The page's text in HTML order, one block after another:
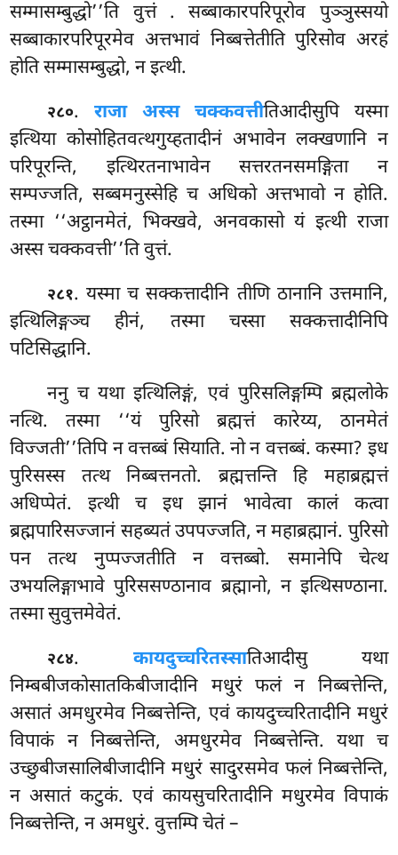
सम्मासम्बुद्धो’’ति वुत्तं . सब्बाकारपरिपूरोव पुञ्ञुस्सयो
सब्बाकारपरिपूरमेव अत्तभावं निब्बत्तेतीति पुरिसोव अरहं
होति सम्मासम्बुद्धो, न इत्थी.
२८०. राजा अस्स चक्कवत्तीतिआदीसुपि यस्मा
इत्थिया कोसोहितवत्थगुय्हतादीनं अभावेन लक्खणानि न
परिपूरन्ति, इत्थिरतनाभावेन सत्तरतनसमङ्गिता न
सम्पज्जति, सब्बमनुस्सेहि च अधिको अत्तभावो न होति.
तस्मा ‘‘अट्ठानमेतं, भिक्खवे, अनवकासो यं इत्थी राजा
अस्स चक्कवत्ती’’ति वुत्तं.
२८१. यस्मा च सक्कत्तादीनि तीणि ठानानि उत्तमानि,
इत्थिलिङ्गञ्च हीनं, तस्मा चस्सा सक्कत्तादीनिपि
पटिसिद्धानि.
ननु च यथा इत्थिलिङ्गं, एवं पुरिसलिङ्गम्पि ब्रह्मलोके
नत्थि. तस्मा ‘‘यं पुरिसो ब्रह्मत्तं कारेय्य, ठानमेतं
विज्जती’’तिपि न वत्तब्बं सियाति. नो न वत्तब्बं. कस्मा? इध
पुरिसस्स तत्थ निब्बत्तनतो. ब्रह्मत्तन्ति हि महाब्रह्मत्तं
अधिप्पेतं. इत्थी च इध झानं भावेत्वा कालं कत्वा
ब्रह्मपारिसज्जानं सहब्यतं उपपज्जति, न महाब्रह्मानं. पुरिसो
पन तत्थ नुप्पज्जतीति न वत्तब्बो. समानेपि चेत्थ
उभयलिङ्गाभावे पुरिससण्ठानाव ब्रह्मानो, न इत्थिसण्ठाना.
तस्मा सुवुत्तमेवेतं.
२८४. कायदुच्चरितस्सातिआदीसु यथा
निम्बबीजकोसातकिबीजादीनि मधुरं फलं न निब्बत्तेन्ति,
असातं अमधुरमेव निब्बत्तेन्ति, एवं कायदुच्चरितादीनि मधुरं
विपाकं न निब्बत्तेन्ति, अमधुरमेव निब्बत्तेन्ति. यथा च
उच्छुबीजसालिबीजादीनि मधुरं सादुरसमेव फलं निब्बत्तेन्ति,
न असातं कटुकं. एवं कायसुचरितादीनि मधुरमेव विपाकं
निब्बत्तेन्ति, न अमधुरं. वुत्तम्पि चेतं –